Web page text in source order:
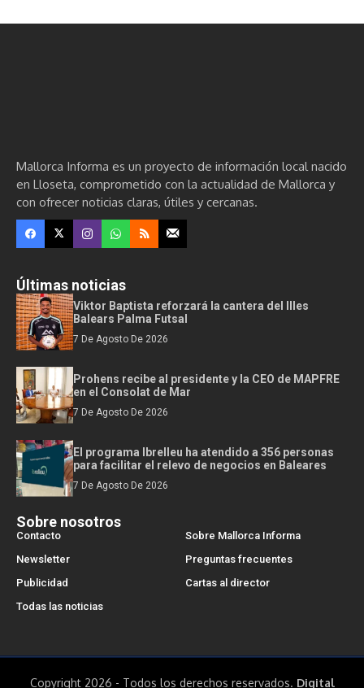
Mallorca Informa es un proyecto de información local nacido
en Lloseta, comprometido con la actualidad de Mallorca y
con ofrecer noticias claras, útiles y cercanas.
Últimas noticias
Viktor Baptista reforzará la cantera del Illes
Balears Palma Futsal
7 De Agosto De 2026
Prohens recibe al presidente y la CEO de MAPFRE
en el Consolat de Mar
7 De Agosto De 2026
El programa Ibrelleu ha atendido a 356 personas
para facilitar el relevo de negocios en Baleares
7 De Agosto De 2026
Sobre nosotros
Contacto
Sobre Mallorca Informa
Newsletter
Preguntas frecuentes
Publicidad
Cartas al director
Todas las noticias
Copyright 2026 - Todos los derechos reservados. Digital